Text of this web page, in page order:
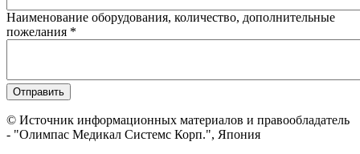
Наименование оборудования, количество, дополнительные
пожелания *
© Источник информационных материалов и правообладатель
- "Олимпас Медикал Системс Корп.", Япония